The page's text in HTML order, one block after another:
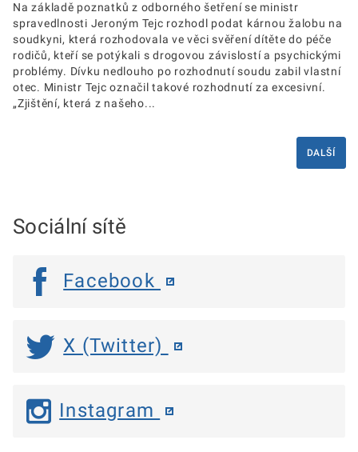
Na základě poznatků z odborného šetření se ministr
spravedlnosti Jeroným Tejc rozhodl podat kárnou žalobu na
soudkyni, která rozhodovala ve věci svěření dítěte do péče
rodičů, kteří se potýkali s drogovou závislostí a psychickými
problémy. Dívku nedlouho po rozhodnutí soudu zabil vlastní
otec. Ministr Tejc označil takové rozhodnutí za excesivní.
„Zjištění, která z našeho...
DALŠÍ
Sociální sítě
Facebook
X (Twitter)
Instagram